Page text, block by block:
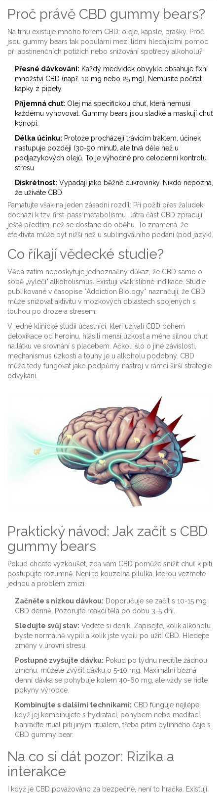
Proč právě CBD gummy bears?
Na trhu existuje mnoho forem CBD: oleje, kapsle, prášky. Proč
jsou gummy bears tak populární mezi lidmi hledajícími pomoc
při abstinenčních potížích nebo snižování spotřeby alkoholu?
Přesné dávkování: Každý medvídek obvykle obsahuje fixní
množství CBD (např. 10 mg nebo 25 mg). Nemusíte počítat
kapky z pipety.
Příjemná chuť: Olej má specifickou chuť, která nemusí
každému vyhovovat. Gummy bears jsou sladké a maskují chuť
konopí.
Délka účinku: Protože procházejí trávicím traktem, účinek
nastupuje později (30-90 minut), ale trvá déle než u
podjazykových olejů. To je výhodné pro celodenní kontrolu
stresu.
Diskrétnost: Vypadají jako běžné cukrovinky. Nikdo nepozná,
že užíváte CBD.
Pamatujte však na jeden zásadní rozdíl: Při požití přes žaludek
dochází k tzv. first-pass metabolismu. Játra část CBD zpracují
ještě předtím, než se dostane do oběhu. To znamená, že
efektivita může být nižší než u sublingválního podání (pod jazyk).
Co říkají vědecké studie?
Věda zatím neposkytuje jednoznačný důkaz, že CBD samo o
sobě „vyléčí" alkoholismus. Existují však slibné indikace. Studie
publikované v časopise *Addiction Biology* naznačují, že CBD
může snižovat aktivitu v mozkových oblastech spojených s
touhou po droze a stresem.
V jedné klinické studii účastníci, kteří užívali CBD během
detoxikace od heroinu, hlásili menší úzkost a méně silnou chuť
na látku ve srovnání s placebem. Ačkoli šlo o jiné závislosti,
mechanismus úzkosti a touhy je u alkoholu podobný. CBD
může tedy fungovat jako podpůrný nástroj v rámci širší strategie
odvykání.
Praktický návod: Jak začít s CBD
gummy bears
Pokud chcete vyzkoušet, zda vám CBD pomůže snížit chuť k pití,
postupujte rozumně. Není to kouzelná pilulka, kterou vezmete
jednou a problém zmizí.
Začněte s nízkou dávkou: Doporučuje se začít s 10-15 mg
CBD denně. Pozorujte reakci těla po dobu 3-5 dní.
Sledujte svůj stav: Vedete si deník. Zapísejte, kolik alkoholu
byste normálně vypili a kolik jste vypili po užití CBD. Hledejte
změny v úrovni stresu.
Postupně zvyšujte dávku: Pokud po týdnu necítíte žádnou
změnu, můžete zvýšit dávku o 5-10 mg. Maximální běžná
denní dávka se pohybuje kolem 40-60 mg, ale vždy se řiďte
pokyny výrobce.
Kombinujte s dalšími technikami: CBD funguje nejlépe,
když jej kombinujete s hydratací, pohybem nebo meditací.
Nahraďte rituál pití jiným rituálem, třeba pitím bylinného čaje s
CBD gummy bear.
Na co si dát pozor: Rizika a
interakce
I když je CBD považováno za bezpečné, není to hračka. Existují